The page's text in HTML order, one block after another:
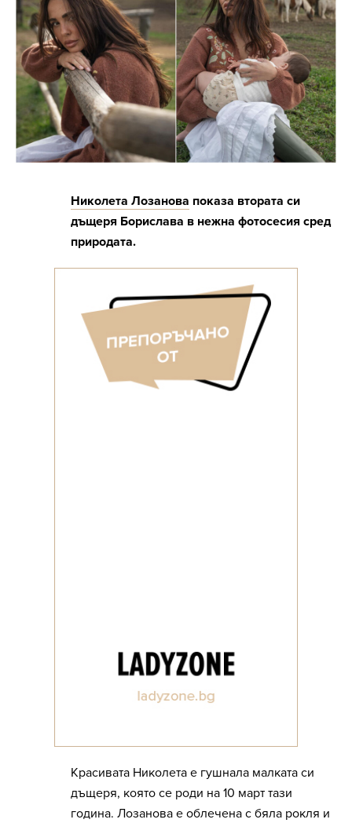
Николета Лозанова показа втората си
дъщеря Борислава в нежна фотосесия сред
природата.
Красивата Николета е гушнала малката си
дъщеря, която се роди на 10 март тази
година. Лозанова е облечена с бяла рокля и